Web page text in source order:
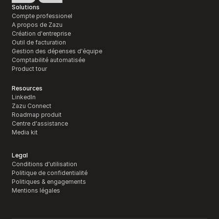
Solutions
Compte professionel
A propos de Zazu
Création d'entreprise
Outil de facturation
Gestion des dépenses d'équipe
Comptabilité automatisée
Product tour
Resources
LinkedIn
Zazu Connect
Roadmap produit
Centre d'assistance
Media kit
Legal
Conditions d'utilisation
Politique de confidentialité
Politiques & engagements
Mentions légales